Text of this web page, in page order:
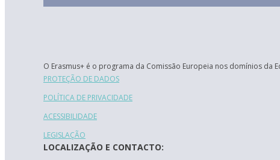
O Erasmus+ é o programa da Comissão Europeia nos domínios da
PROTEÇÃO DE DADOS
POLÍTICA DE PRIVACIDADE
ACESSIBILIDADE
LEGISLAÇÃO
LOCALIZAÇÃO E CONTACTO: